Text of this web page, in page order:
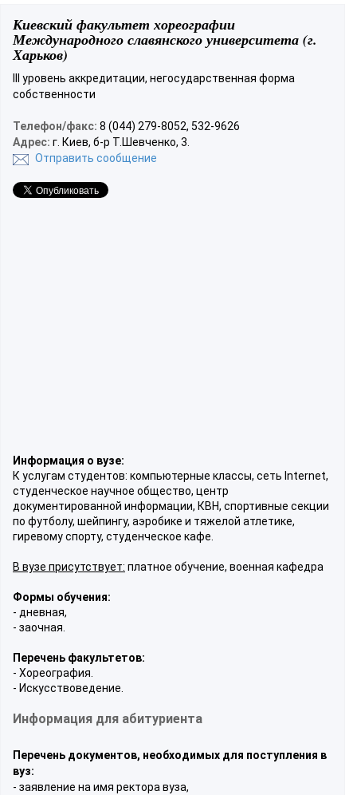
Киевский факультет хореографии
Международного славянского университета (г.
Харьков)
III уровень аккредитации, негосударственная форма
собственности
Телефон/факс: 8 (044) 279-8052, 532-9626
Адрес: г. Киев, б-р Т.Шевченко, 3.
Отправить сообщение
Информация о вузе:
К услугам студентов: компьютерные классы, сеть Internet,
студенческое научное общество, центр
документированной информации, КВН, спортивные секции
по футболу, шейпингу, аэробике и тяжелой атлетике,
гиревому спорту, студенческое кафе.
В вузе присутствует: платное обучение, военная кафедра
Формы обучения:
- дневная,
- заочная.
Перечень факультетов:
- Хореография.
- Искусствоведение.
Информация для абитуриента
Перечень документов, необходимых для поступления в
вуз:
- заявление на имя ректора вуза,